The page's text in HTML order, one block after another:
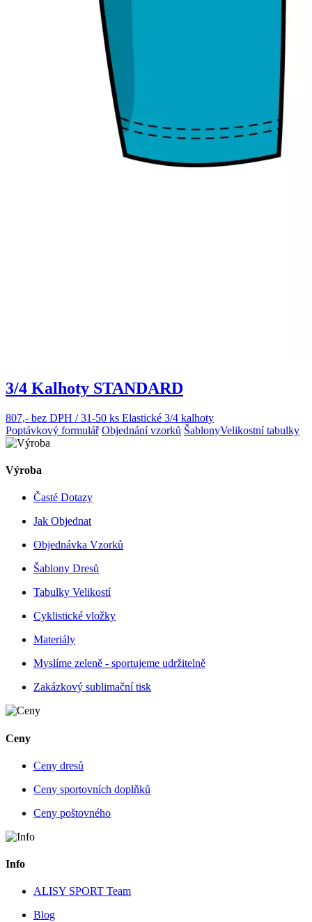
3/4 Kalhoty STANDARD
807,- bez DPH / 31-50 ks Elastické 3/4 kalhoty
Poptávkový formulář Objednání vzorků ŠablonyVelikostní tabulky
Výroba
Časté Dotazy
Jak Objednat
Objednávka Vzorků
Šablony Dresů
Tabulky Velikostí
Cyklistické vložky
Materiály
Myslíme zeleně - sportujeme udržitelně
Zakázkový sublimační tisk
Ceny
Ceny dresů
Ceny sportovních doplňků
Ceny poštovného
Info
ALISY SPORT Team
Blog